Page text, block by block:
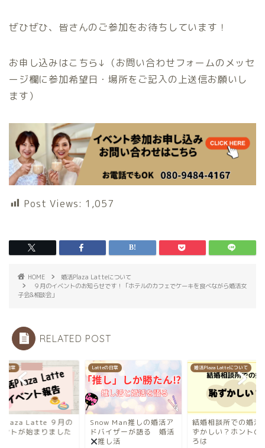
ぜひぜひ、皆さんのご参加をお待ちしています！
お申し込みはこちら↓（お問い合わせフォームのメッセ
ージ欄に参加希望日・場所をご記入の上送信お願いし
ます）
Post Views: 1,057
HOME
婚活Plaza Latteについて
９月のイベントのお知らせです！「ホテルのカフェでケーキを食べながら婚活女
子会&相談会」
RELATED POST
日常
Plaza Latte ９月の
ントが始まりました
Latteの日常
Snow Man推しの婚活ア
ドバイザーが語る 婚活
推し活
婚活Plaza Latteについて
結婚相談所での婚活
ずかしい？ホントの
ろは